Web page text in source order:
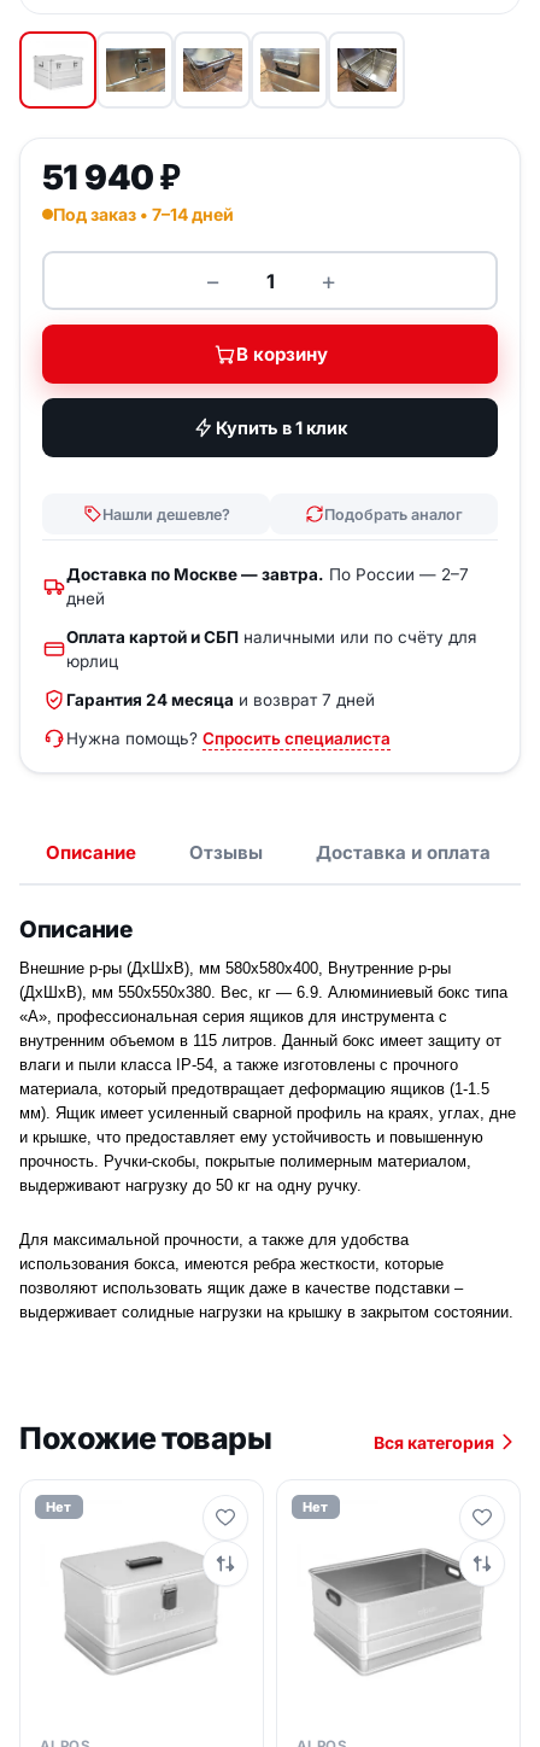
51 940₽
Под заказ • 7–14 дней
Количество товара KRAUSE
− +
В корзину
Купить в 1 клик
Нашли дешевле? Подобрать аналог
Доставка по Москве — завтра. По России — 2–7
дней
Оплата картой и СБП наличными или по счёту для
юрлиц
Гарантия 24 месяца и возврат 7 дней
Нужна помощь? Спросить специалиста
Описание Отзывы Доставка и оплата
Описание
Внешние р-ры (ДхШхВ), мм 580x580x400, Внутренние р-ры
(ДхШхВ), мм 550x550x380. Вес, кг — 6.9. Алюминиевый бокс типа
«А», профессиональная серия ящиков для инструмента с
внутренним объемом в 115 литров. Данный бокс имеет защиту от
влаги и пыли класса IP-54, а также изготовлены с прочного
материала, который предотвращает деформацию ящиков (1-1.5
мм). Ящик имеет усиленный сварной профиль на краях, углах, дне
и крышке, что предоставляет ему устойчивость и повышенную
прочность. Ручки-скобы, покрытые полимерным материалом,
выдерживают нагрузку до 50 кг на одну ручку.
Для максимальной прочности, а также для удобства
использования бокса, имеются ребра жесткости, которые
позволяют использовать ящик даже в качестве подставки –
выдерживает солидные нагрузки на крышку в закрытом состоянии.
Похожие товары Вся категория
Нет Нет